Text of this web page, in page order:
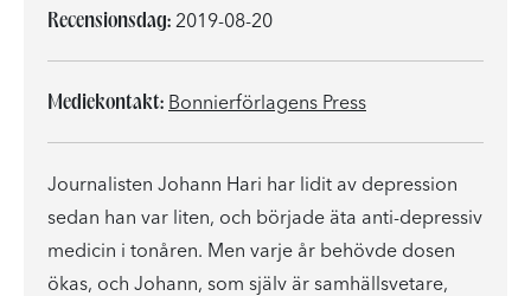
Recensionsdag: 2019-08-20
Mediekontakt: Bonnierförlagens Press
Journalisten Johann Hari har lidit av depression
sedan han var liten, och började äta anti-depressiv
medicin i tonåren. Men varje år behövde dosen
ökas, och Johann, som själv är samhällsvetare,